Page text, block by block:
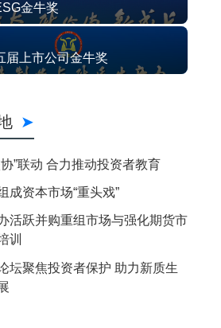
金牛奖
届上市公司金牛奖
”联动 合力推动投资者教育
成资本市场“重头戏”
活跃并购重组市场与强化期货市
训
坛聚焦投资者保护 助力新质生